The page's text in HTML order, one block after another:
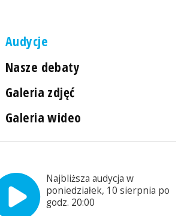
Audycje
Nasze debaty
Galeria zdjęć
Galeria wideo
Najbliższa audycja w
poniedziałek, 10 sierpnia po
godz. 20:00